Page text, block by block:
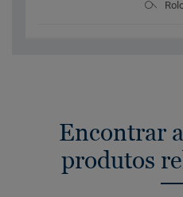
Encontrar
produtos